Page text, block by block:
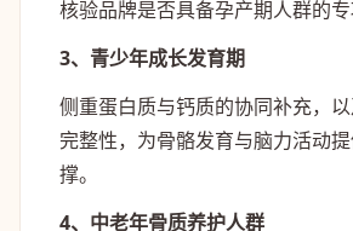
核验品牌是否具备孕产期人群的专
3、青少年成长发育期
侧重蛋白质与钙质的协同补充，
完整性，为骨骼发育与脑力活动
撑。
4、中老年骨质养护人群